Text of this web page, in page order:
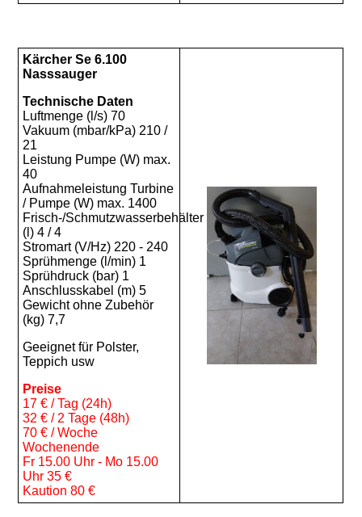
Kärcher Se 6.100
Nasssauger
Technische Daten
Luftmenge (l/s) 70
Vakuum (mbar/kPa) 210 /
21
Leistung Pumpe (W) max.
40
Aufnahmeleistung Turbine
/ Pumpe (W) max. 1400
Frisch-/Schmutzwasserbehälter
(l) 4 / 4
Stromart (V/Hz) 220 - 240
Sprühmenge (l/min) 1
Sprühdruck (bar) 1
Anschlusskabel (m) 5
Gewicht ohne Zubehör
(kg) 7,7
Geeignet für Polster,
Teppich usw
Preise
17 € / Tag (24h)
32 € / 2 Tage (48h)
70 € / Woche
Wochenende
Fr 15.00 Uhr - Mo 15.00
Uhr 35 €
Kaution 80 €